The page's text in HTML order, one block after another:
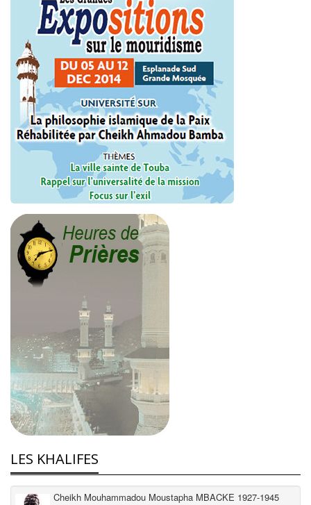
LES KHALIFES
Cheikh Mouhammadou Moustapha MBACKE 1927-1945